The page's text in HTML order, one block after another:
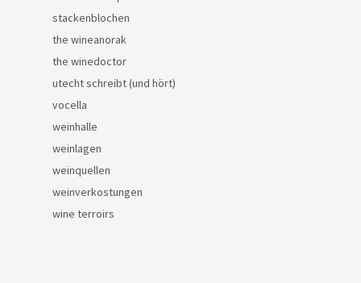
stackenblochen
the wineanorak
the winedoctor
utecht schreibt (und hört)
vocella
weinhalle
weinlagen
weinquellen
weinverkostungen
wine terroirs